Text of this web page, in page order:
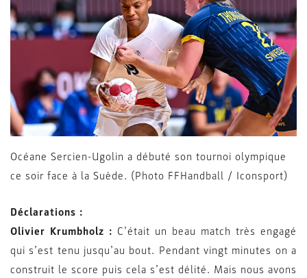
Océane Sercien-Ugolin a débuté son tournoi olympique
ce soir face à la Suède. (Photo FFHandball / Iconsport)
Déclarations :
Olivier Krumbholz : C’était un beau match très engagé
qui s’est tenu jusqu’au bout. Pendant vingt minutes on a
construit le score puis cela s’est délité. Mais nous avons